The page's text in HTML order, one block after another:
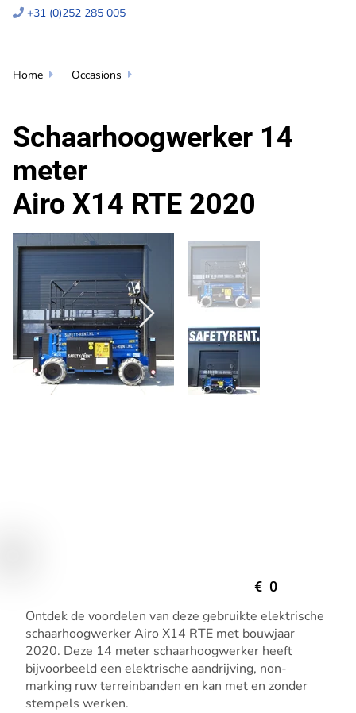
 +31 (0)252 285 005
Home  Occasions 
Ontdek de voordelen van deze gebruikte elektrische
schaarhoogwerker Airo X14 RTE met bouwjaar
2020. Deze 14 meter schaarhoogwerker heeft
bijvoorbeeld een elektrische aandrijving, non-
marking ruw terreinbanden en kan met en zonder
stempels werken.
0
€
Schaarhoogwerker 14
meter
Airo X14 RTE 2020